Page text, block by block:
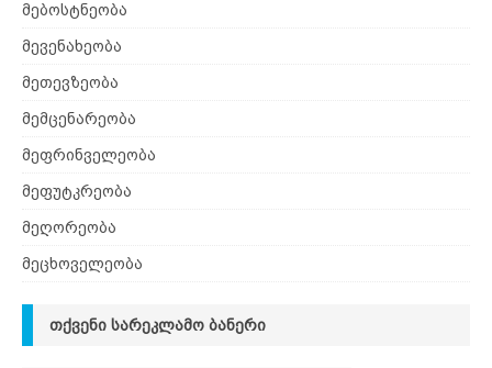
მებოსტნეობა
მევენახეობა
მეთევზეობა
მემცენარეობა
მეფრინველეობა
მეფუტკრეობა
მეღორეობა
მეცხოველეობა
ᲗᲥᲕᲔᲜᲘ ᲡᲐᲠᲔᲙᲚᲐᲛᲝ ᲑᲐᲜᲔᲠᲘ